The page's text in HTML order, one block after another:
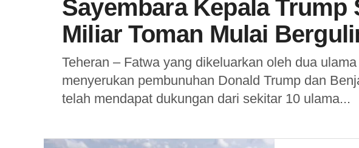
Sayembara Kepala Trump
Miliar Toman Mulai
Teheran – Fatwa yang dikeluarkan oleh dua
menyerukan pembunuhan Donald Trump dan
telah mendapat dukungan dari sekitar 10 ulama...